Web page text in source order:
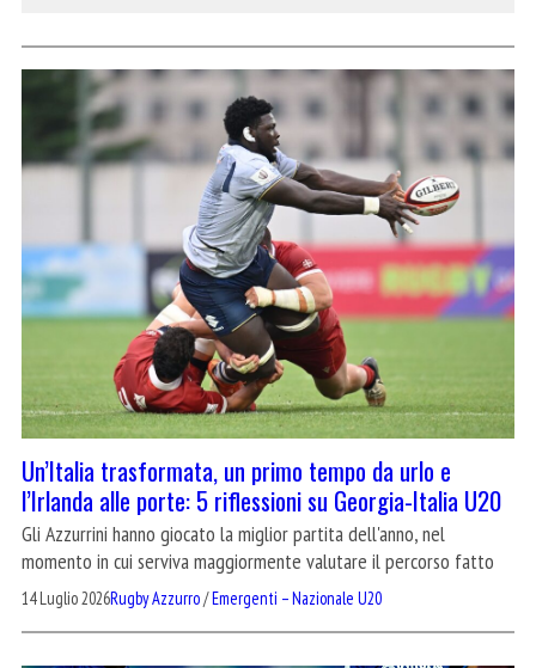
Un’Italia trasformata, un primo tempo da urlo e
l’Irlanda alle porte: 5 riflessioni su Georgia-Italia U20
Gli Azzurrini hanno giocato la miglior partita dell'anno, nel
momento in cui serviva maggiormente valutare il percorso fatto
14 Luglio 2026Rugby Azzurro/Emergenti – Nazionale U20